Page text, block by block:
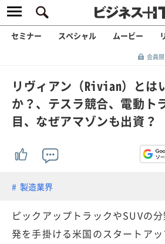
セミナー スペシャル ムービー
会員
リヴィアン（Rivian）とは
か？、テスラ競合、電動ト
目、なぜアマゾンも出資？
製造業界
ピックアップトラックやSUVの
発を手掛ける米国のスタートア